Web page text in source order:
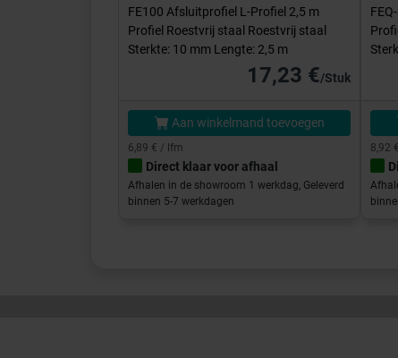
FE100 Afsluitprofiel L-Profiel 2,5 m
Profiel Roestvrij staal Roestvrij staal
Sterkte: 10 mm Lengte: 2,5 m
17,23 €/Stuk
Aan winkelmand toevoegen
6,89 € / lfm
Direct klaar voor afhaal
Afhalen in de showroom 1 werkdag, Geleverd
binnen 5-7 werkdagen
8,92